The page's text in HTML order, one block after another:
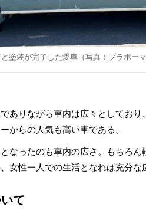
と塗装が完了した愛車（写真：ブラボー
ありながら車内は広々としており
からの人気も高い車である。
なったのも車内の広さ。もちろん
女性一人での生活となれば充分な
て